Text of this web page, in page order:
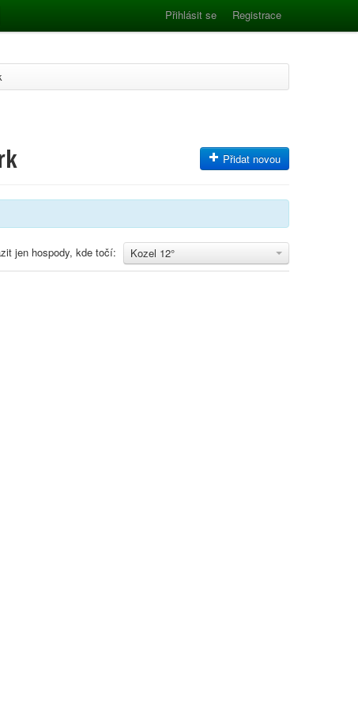
Přihlásit se Registrace
Přidat novou
Kozel 12°
jen hospody, kde točí: